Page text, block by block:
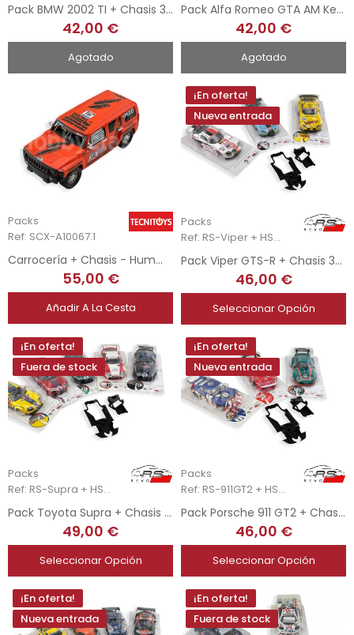
Pack BMW 2002 TI + Chasis 3DP HSR
42,00 €
Agotado
Pack Alfa Romeo GTA AM Kent + Chasis 3DP HSR
42,00 €
Agotado
Packs
Ref: SCX-A10067.1
Carrocería + Chasis - Hummer H3 Sub Gordon
55,00 €
Añadir A La Cesta
¡En oferta!
Nueva entrada
Packs
Ref: RS-Viper + HSR-2108
Pack Viper GTS-R + Chasis 3DP + Soporte Motor AW 3DP HSR
46,00 €
Seleccionar Opción
¡En oferta!
Fuera de stock
Packs
Ref: RS-Supra + HSR-2109
Pack Toyota Supra + Chasis 3DP + Soporte Motor AW 3DP HSR
49,00 €
Seleccionar Opción
¡En oferta!
Nueva entrada
Packs
Ref: RS-911GT2 + HSR-2113
Pack Porsche 911 GT2 + Chasis 3DP + Soporte Motor AW 3DP HSR
46,00 €
Seleccionar Opción
¡En oferta!
Nueva entrada
¡En oferta!
Fuera de stock